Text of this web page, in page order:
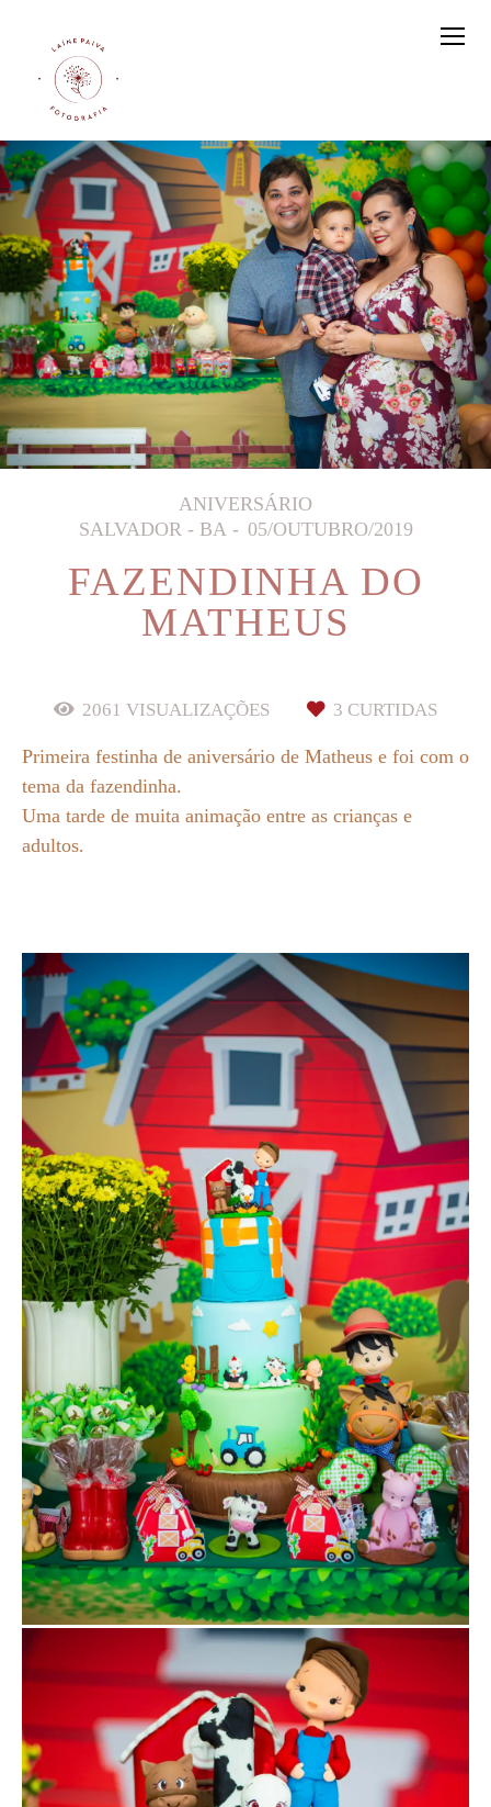
ANIVERSÁRIO
SALVADOR - BA
05/OUTUBRO/2019
FAZENDINHA DO
MATHEUS
2061 VISUALIZAÇÕES 3 CURTIDAS
Primeira festinha de aniversário de Matheus e foi com o
tema da fazendinha.
Uma tarde de muita animação entre as crianças e
adultos.